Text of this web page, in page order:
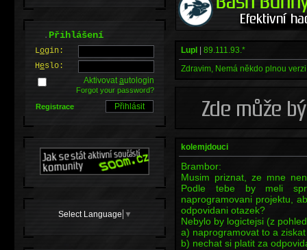
Lupl
89.111.93.*
Zdravim, Nemá někdo plnou
kolemjdouci
Brambor:
Musim priznat, ze mne
Podle tebe by meli
naprogramovani projektu,
odpovidani otazek?
Nebylo by logictejsi (z
a) naprogramovat to a
b) nechat si platit za
.Přihlášení
Login:
Heslo:
Aktivovatautologin
Forgot your password?
Registrace
Select Language ▼